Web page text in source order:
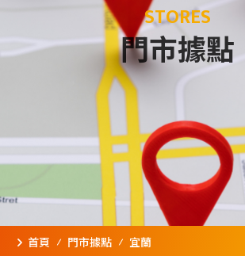
STORES
門市據點
首頁 門市據點 宜蘭